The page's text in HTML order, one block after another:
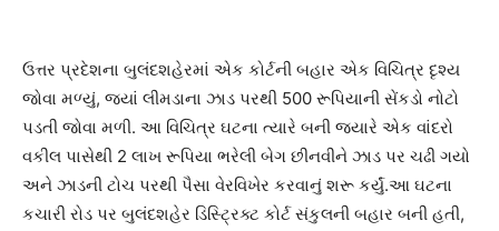
ઉત્તર પ્રદેશના બુલંદશહેરમાં એક કોર્ટની બહાર એક વિચિત્ર દૃશ્ય
જોવા મળ્યું, જ્યાં લીમડાના ઝાડ પરથી 500 રૂપિયાની સેંકડો નોટો
પડતી જોવા મળી. આ વિચિત્ર ઘટના ત્યારે બની જ્યારે એક વાંદરો
વકીલ પાસેથી 2 લાખ રૂપિયા ભરેલી બેગ છીનવીને ઝાડ પર ચઢી ગયો
અને ઝાડની ટોચ પરથી પૈસા વેરવિખેર કરવાનું શરૂ કર્યું.આ ઘટના
કચારી રોડ પર બુલંદશહેર ડિસ્ટ્રિક્ટ કોર્ટ સંકુલની બહાર બની હતી,